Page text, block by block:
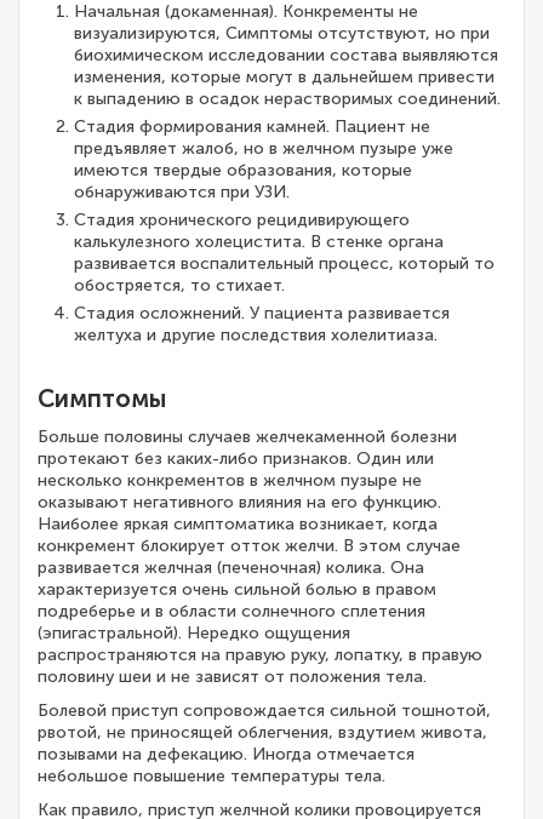
Начальная (докаменная). Конкременты не
визуализируются, Симптомы отсутствуют, но при
биохимическом исследовании состава выявляются
изменения, которые могут в дальнейшем привести
к выпадению в осадок нерастворимых соединений.
Стадия формирования камней. Пациент не
предъявляет жалоб, но в желчном пузыре уже
имеются твердые образования, которые
обнаруживаются при УЗИ.
Стадия хронического рецидивирующего
калькулезного холецистита. В стенке органа
развивается воспалительный процесс, который то
обостряется, то стихает.
Стадия осложнений. У пациента развивается
желтуха и другие последствия холелитиаза.
Симптомы
Больше половины случаев желчекаменной болезни
протекают без каких-либо признаков. Один или
несколько конкрементов в желчном пузыре не
оказывают негативного влияния на его функцию.
Наиболее яркая симптоматика возникает, когда
конкремент блокирует отток желчи. В этом случае
развивается желчная (печеночная) колика. Она
характеризуется очень сильной болью в правом
подреберье и в области солнечного сплетения
(эпигастральной). Нередко ощущения
распространяются на правую руку, лопатку, в правую
половину шеи и не зависят от положения тела.
Болевой приступ сопровождается сильной тошнотой,
рвотой, не приносящей облегчения, вздутием живота,
позывами на дефекацию. Иногда отмечается
небольшое повышение температуры тела.
Как правило, приступ желчной колики провоцируется